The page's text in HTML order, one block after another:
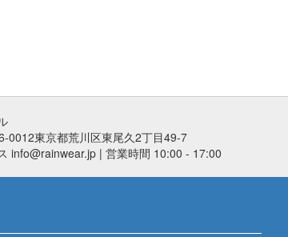
東京都荒川区東尾久2丁目49-7
info@rainwear.jp | 営業時間 10:00 - 17:00